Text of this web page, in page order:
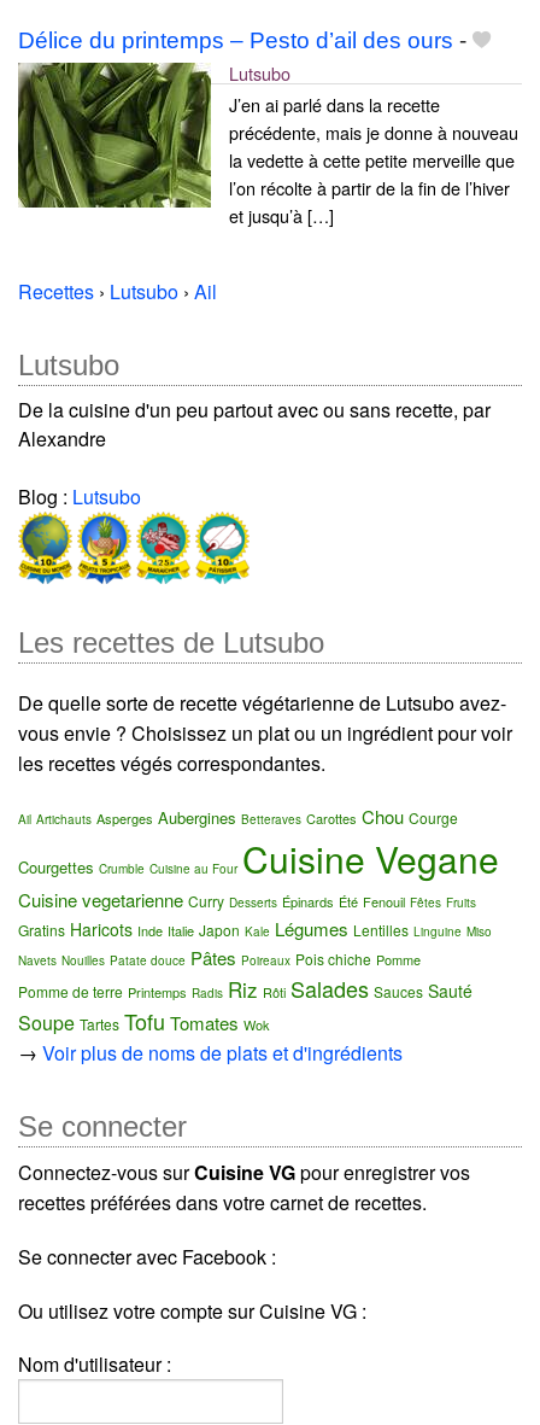
Délice du printemps – Pesto d’ail des ours -
Lutsubo
J’en ai parlé dans la recette
précédente, mais je donne à nouveau
la vedette à cette petite merveille que
l’on récolte à partir de la fin de l’hiver
et jusqu’à […]
Recettes › Lutsubo › Ail
Lutsubo
De la cuisine d'un peu partout avec ou sans recette, par
Alexandre
Blog : Lutsubo
Les recettes de Lutsubo
De quelle sorte de recette végétarienne de Lutsubo avez-
vous envie ? Choisissez un plat ou un ingrédient pour voir
les recettes végés correspondantes.
Ail Artichauts Asperges Aubergines Betteraves Carottes Chou Courge
Courgettes Crumble Cuisine au Four Cuisine Vegane
Cuisine vegetarienne Curry Desserts Épinards Été Fenouil Fêtes Fruits
Gratins Haricots Inde Italie Japon Kale Légumes Lentilles Linguine Miso
Navets Nouilles Patate douce Pâtes Poireaux Pois chiche Pomme
Pomme de terre Printemps Radis Riz Rôti Salades Sauces Sauté
Soupe Tartes Tofu Tomates Wok
→ Voir plus de noms de plats et d'ingrédients
Se connecter
Connectez-vous surCuisine VGpour enregistrer vos
recettes préférées dans votre carnet de recettes.
Se connecter avec Facebook :
Ou utilisez votre compte sur Cuisine VG :
Nom d'utilisateur :